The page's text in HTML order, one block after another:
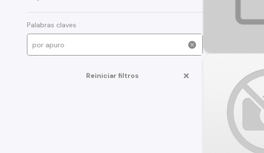
Palabras claves
Reiniciar filtros